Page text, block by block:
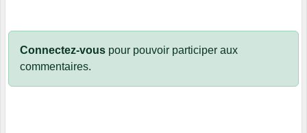
Connectez-vous pour pouvoir participer aux
commentaires.